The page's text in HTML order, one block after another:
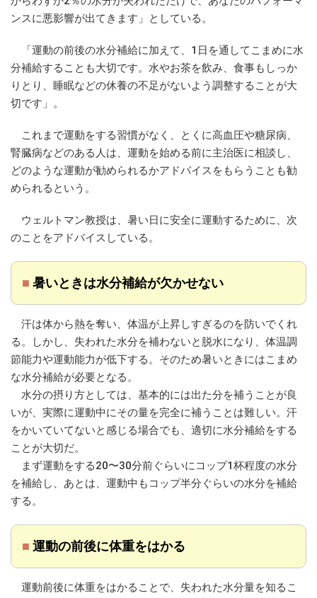
ンスに悪影響が出てきます」としている。
「運動の前後の水分補給に加えて、1日を通してこまめに水
分補給することも大切です。水やお茶を飲み、食事もしっか
りとり、睡眠などの休養の不足がないよう調整することが大
切です」。
これまで運動をする習慣がなく、とくに高血圧や糖尿病、
腎臓病などのある人は、運動を始める前に主治医に相談し、
どのような運動が勧められるかアドバイスをもらうことも勧
められるという。
ウェルトマン教授は、暑い日に安全に運動するために、次
のことをアドバイスしている。
■ 暑いときは水分補給が欠かせない
汗は体から熱を奪い、体温が上昇しすぎるのを防いでくれ
る。しかし、失われた水分を補わないと脱水になり、体温調
節能力や運動能力が低下する。そのため暑いときにはこまめ
な水分補給が必要となる。
水分の摂り方としては、基本的には出た分を補うことが良
いが、実際に運動中にその量を完全に補うことは難しい。汗
をかいていてないと感じる場合でも、適切に水分補給をする
ことが大切だ。
まず運動をする20〜30分前ぐらいにコップ1杯程度の水分
を補給し、あとは、運動中もコップ半分ぐらいの水分を補給
する。
■ 運動の前後に体重をはかる
運動前後に体重をはかることで、失われた水分量を知るこ